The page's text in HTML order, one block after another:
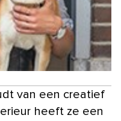
van een creatief
heeft ze een